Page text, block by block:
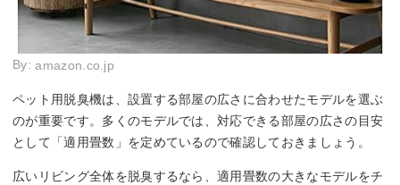
By:amazon.co.jp
ペット用脱臭機は、設置する部屋の広さに合わせたモデルを選ぶ
のが重要です。多くのモデルでは、対応できる部屋の広さの目安
として「適用畳数」を定めているので確認しておきましょう。
広いリビング全体を脱臭するなら、適用畳数の大きなモデルをチ